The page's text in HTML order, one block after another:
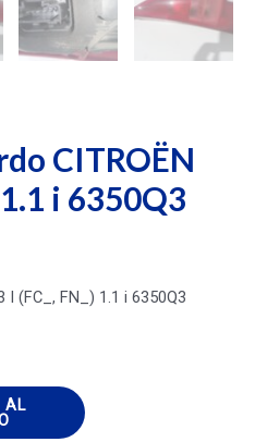
CITROËN
1.1 i 6350Q3
I (FC_, FN_) 1.1 i 6350Q3
AL